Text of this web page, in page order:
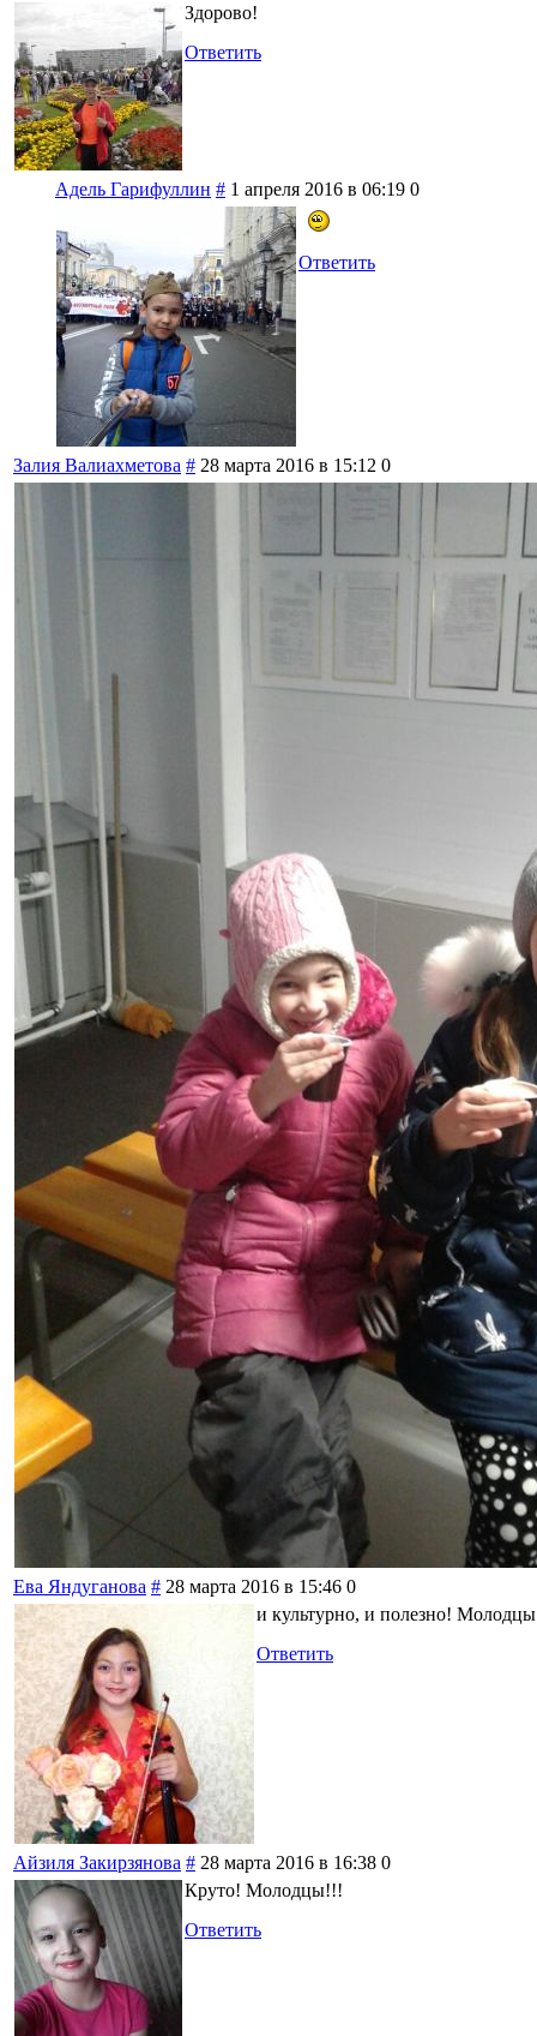
Здорово!
Ответить
Адель Гарифуллин # 1 апреля 2016 в 06:19 0
Ответить
Залия Валиахметова # 28 марта 2016 в 15:12 0
Ева Яндуганова # 28 марта 2016 в 15:46 0
и культурно, и полезно!
Ответить
Айзиля Закирзянова # 28 марта 2016 в 16:38 0
Круто! Молодцы!!!
Ответить